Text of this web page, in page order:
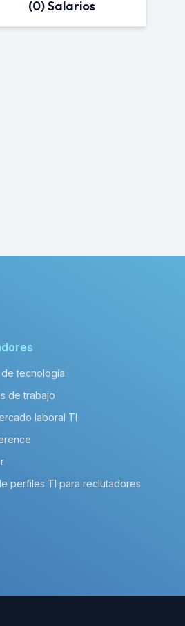
(0) Salarios
tecnología
de trabajo
laboral TI
perfiles TI para reclutadores